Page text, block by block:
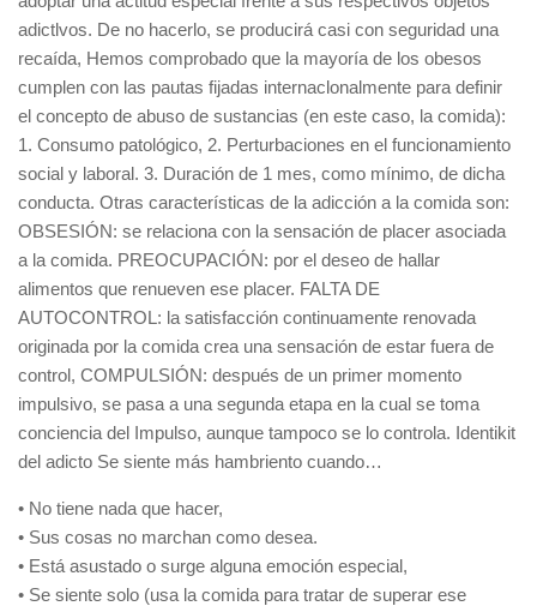
adictlvos. De no hacerlo, se producirá casi con seguridad una
recaída, Hemos comprobado que la mayoría de los obesos
cumplen con las pautas fijadas internaclonalmente para definir
el concepto de abuso de sustancias (en este caso, la comida):
1. Consumo patológico, 2. Perturbaciones en el funcionamiento
social y laboral. 3. Duración de 1 mes, como mínimo, de dicha
conducta. Otras características de la adicción a la comida son:
OBSESIÓN: se relaciona con la sensación de placer asociada
a la comida. PREOCUPACIÓN: por el deseo de hallar
alimentos que renueven ese placer. FALTA DE
AUTOCONTROL: la satisfacción continuamente renovada
originada por la comida crea una sensación de estar fuera de
control, COMPULSIÓN: después de un primer momento
impulsivo, se pasa a una segunda etapa en la cual se toma
conciencia del Impulso, aunque tampoco se lo controla. Identikit
del adicto Se siente más hambriento cuando…
• No tiene nada que hacer,
• Sus cosas no marchan como desea.
• Está asustado o surge alguna emoción especial,
• Se siente solo (usa la comida para tratar de superar ese